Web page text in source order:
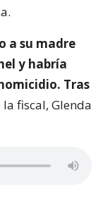
a su madre
y habría
Tras
fiscal, Glenda